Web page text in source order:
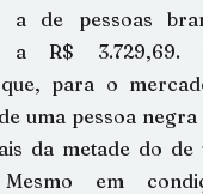
a de pessoas
a R$ 3.729,69.
para o
uma pessoa negra
da metade do de
em